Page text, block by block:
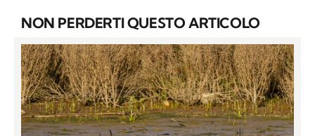
NON PERDERTI QUESTO ARTICOLO